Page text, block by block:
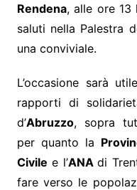
Rendena, alle ore 13
saluti nella Palestra
una conviviale.
L’occasione sarà
rapporti di
d’Abruzzo, sopra
per quanto la
Civile e l’ANAdi
fare verso le